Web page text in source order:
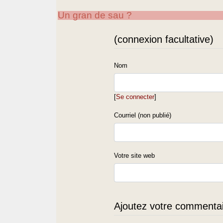
Un gran de sau ?
(connexion facultative)
Nom
[Se connecter]
Courriel (non publié)
Votre site web
Ajoutez votre